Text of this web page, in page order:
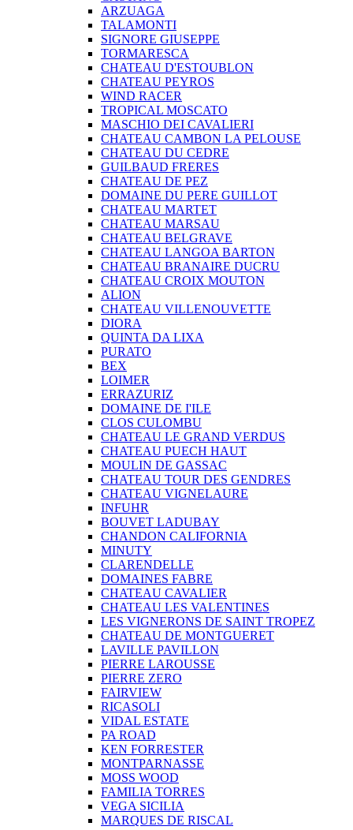
ARZUAGA
TALAMONTI
SIGNORE GIUSEPPE
TORMARESCA
CHATEAU D'ESTOUBLON
CHATEAU PEYROS
WIND RACER
TROPICAL MOSCATO
MASCHIO DEI CAVALIERI
CHATEAU CAMBON LA PELOUSE
CHATEAU DU CEDRE
GUILBAUD FRERES
CHATEAU DE PEZ
DOMAINE DU PERE GUILLOT
CHATEAU MARTET
CHATEAU MARSAU
CHATEAU BELGRAVE
CHATEAU LANGOA BARTON
CHATEAU BRANAIRE DUCRU
CHATEAU CROIX MOUTON
ALION
CHATEAU VILLENOUVETTE
DIORA
QUINTA DA LIXA
PURATO
BEX
LOIMER
ERRAZURIZ
DOMAINE DE I'ILE
CLOS CULOMBU
CHATEAU LE GRAND VERDUS
CHATEAU PUECH HAUT
MOULIN DE GASSAC
CHATEAU TOUR DES GENDRES
CHATEAU VIGNELAURE
INFUHR
BOUVET LADUBAY
CHANDON CALIFORNIA
MINUTY
CLARENDELLE
DOMAINES FABRE
CHATEAU CAVALIER
CHATEAU LES VALENTINES
LES VIGNERONS DE SAINT TROPEZ
CHATEAU DE MONTGUERET
LAVILLE PAVILLON
PIERRE LAROUSSE
PIERRE ZERO
FAIRVIEW
RICASOLI
VIDAL ESTATE
PA ROAD
KEN FORRESTER
MONTPARNASSE
MOSS WOOD
FAMILIA TORRES
VEGA SICILIA
MARQUES DE RISCAL